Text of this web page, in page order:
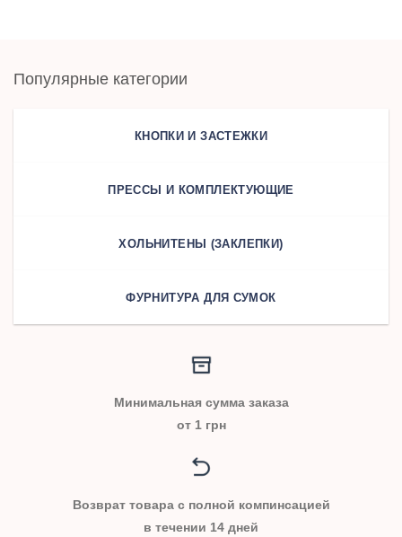
Популярные категории
КНОПКИ И ЗАСТЕЖКИ
ПРЕССЫ И КОМПЛЕКТУЮЩИЕ
ХОЛЬНИТЕНЫ (ЗАКЛЕПКИ)
ФУРНИТУРА ДЛЯ СУМОК
Минимальная сумма заказа
от 1 грн
Возврат товара с полной компинсацией
в течении 14 дней